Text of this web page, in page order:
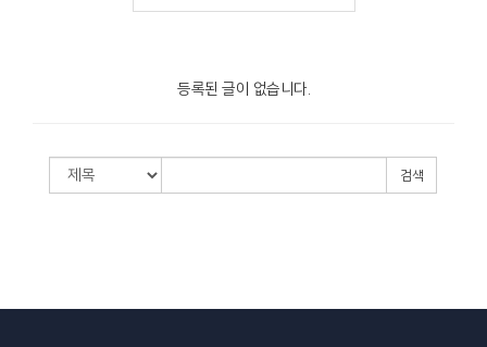
등록된 글이 없습니다.
검색